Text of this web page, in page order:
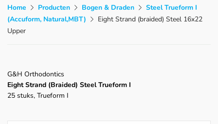
Home Producten Bogen & Draden
Steel Trueform I
(Accuform, Natural,MBT)
Eight Strand (braided) Steel 16x22
Upper
G&H Orthodontics
Eight Strand (Braided) Steel Trueform I
25 stuks, Trueform I